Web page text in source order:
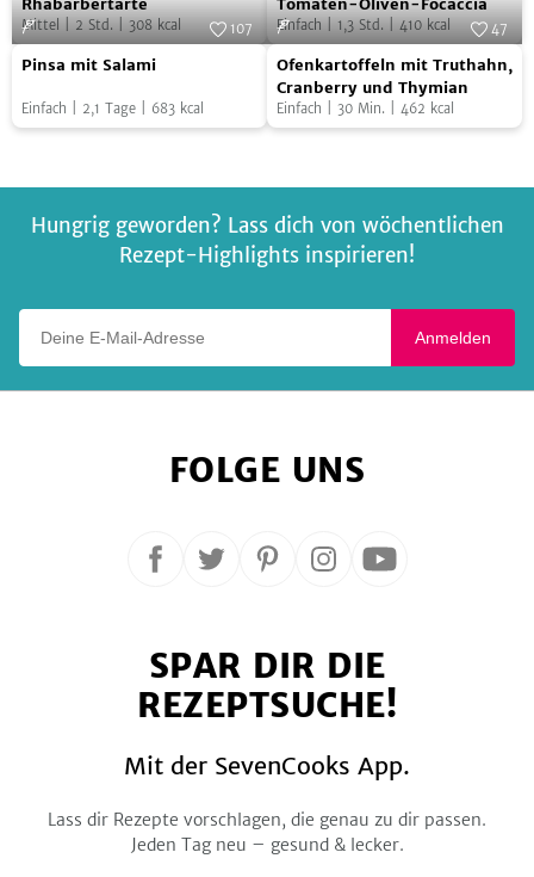
Ketchup
Mittel 2 Std. 308 kcal
Oliven-
Focaccia
Einfach 1,3 Std. 410 kcal
Pinsa
Salami
Foto:
107
Pinsa mit Salami
Einfach 2,1 Tage 683 kcal
Ofenkartoffeln
mit
Truthahn,
Foto: SevenCooks
47
Ofenkartoffeln mit Truthahn,
Cranberry und Thymian
Einfach 30 Min. 462 kcal
Hungrig geworden? Lass dich von wöchentlichen
Rezept-Highlights inspirieren!
Anmelden
FOLGE UNS
Folge
Facebook
Folge
Twitter
Folge
Pinterest
Folge
Instagram
Folge
YouTube
SPAR DIR DIE
REZEPTSUCHE!
Mit der SevenCooks App.
Lass dir Rezepte vorschlagen, die genau zu dir passen.
Jeden Tag neu – gesund & lecker.